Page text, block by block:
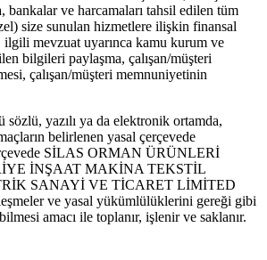
ve harcamaları tahsil edilen tüm
size sunulan hizmetlere ilişkin finansal
ilgili mevzuat uyarınca kamu kurum ve
bilgileri paylaşma, çalışan/müşteri
çalışan/müşteri memnuniyetinin
yazılı ya da elektronik ortamda,
belirlenen yasal çerçevede
SİLAS ORMAN ÜRÜNLERİ
İNŞAAT MAKİNA TEKSTİL
SANAYİ VE TİCARET LİMİTED
ve yasal yükümlülüklerini gereği gibi
amacı ile toplanır, işlenir ve saklanır.